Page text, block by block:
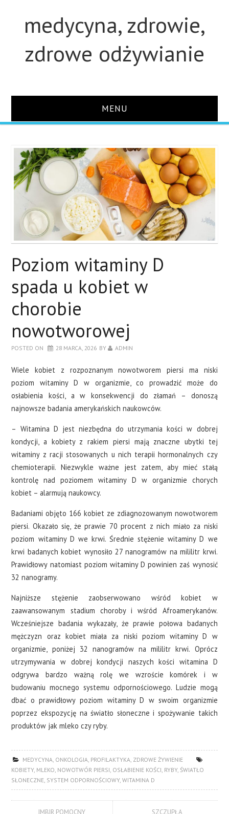
medycyna, zdrowie,
zdrowe odżywianie
MENU
STUDIA
O STRONIE
KONTAKT
Poziom witaminy D
spada u kobiet w
chorobie
nowotworowej
POSTED ON 28 MARCA, 2026 BY ADMIN
Wiele kobiet z rozpoznanym nowotworem piersi ma niski
poziom witaminy D w organizmie, co prowadzić może do
osłabienia kości, a w konsekwencji do złamań – donoszą
najnowsze badania amerykańskich naukowców.
– Witamina D jest niezbędna do utrzymania kości w dobrej
kondycji, a kobiety z rakiem piersi mają znaczne ubytki tej
witaminy z racji stosowanych u nich terapii hormonalnych czy
chemioterapii. Niezwykle ważne jest zatem, aby mieć stałą
kontrolę nad poziomem witaminy D w organizmie chorych
kobiet – alarmują naukowcy.
Badaniami objęto 166 kobiet ze zdiagnozowanym nowotworem
piersi. Okazało się, że prawie 70 procent z nich miało za niski
poziom witaminy D we krwi. Średnie stężenie witaminy D we
krwi badanych kobiet wynosiło 27 nanogramów na mililitr krwi.
Prawidłowy natomiast poziom witaminy D powinien zaś wynosić
32 nanogramy.
Najniższe stężenie zaobserwowano wśród kobiet w
zaawansowanym stadium choroby i wśród Afroamerykanów.
Wcześniejsze badania wykazały, że prawie połowa badanych
mężczyzn oraz kobiet miała za niski poziom witaminy D w
organizmie, poniżej 32 nanogramów na mililitr krwi. Oprócz
utrzymywania w dobrej kondycji naszych kości witamina D
odgrywa bardzo ważną rolę we wzroście komórek i w
budowaniu mocnego systemu odpornościowego. Ludzie mogą
dbać o prawidłowy poziom witaminy D w swoim organizmie
poprzez ekspozycję na światło słoneczne i spożywanie takich
produktów jak mleko czy ryby.
MEDYCYNA, ONKOLOGIA, PROFILAKTYKA, ZDROWE ŻYWIENIE
KOBIETY, MLEKO, NOWOTWÓR PIERSI, OSŁABIENIE KOŚCI, RYBY,ŚWIATŁO
SŁONECZNE, SYSTEM ODPORNOŚCIOWY,WITAMINA D